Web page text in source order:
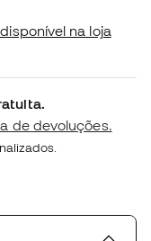
na loja
de devoluções.